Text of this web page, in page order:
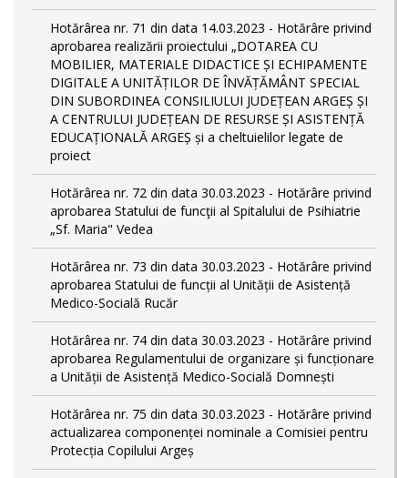
Hotărârea nr. 71 din data 14.03.2023 - Hotărâre privind
aprobarea realizării proiectului „DOTAREA CU
MOBILIER, MATERIALE DIDACTICE ȘI ECHIPAMENTE
DIGITALE A UNITĂȚILOR DE ÎNVĂȚĂMÂNT SPECIAL
DIN SUBORDINEA CONSILIULUI JUDEȚEAN ARGEȘ ȘI
A CENTRULUI JUDEȚEAN DE RESURSE ȘI ASISTENȚĂ
EDUCAȚIONALĂ ARGEȘ și a cheltuielilor legate de
proiect
Hotărârea nr. 72 din data 30.03.2023 - Hotărâre privind
aprobarea Statului de funcţii al Spitalului de Psihiatrie
„Sf. Maria" Vedea
Hotărârea nr. 73 din data 30.03.2023 - Hotărâre privind
aprobarea Statului de funcții al Unității de Asistență
Medico-Socială Rucăr
Hotărârea nr. 74 din data 30.03.2023 - Hotărâre privind
aprobarea Regulamentului de organizare și funcționare
a Unității de Asistență Medico-Socială Domnești
Hotărârea nr. 75 din data 30.03.2023 - Hotărâre privind
actualizarea componenței nominale a Comisiei pentru
Protecția Copilului Argeș